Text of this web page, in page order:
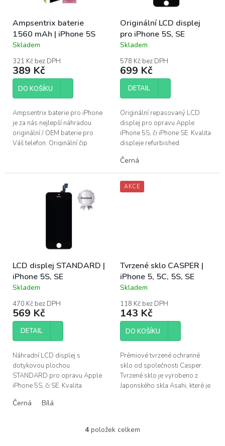
d
u
k
t
ů
Ampsentrix baterie
1560 mAh | iPhone 5S
Průměrné
hodnocení
produktu
je
4,6
hvězdiček.
Skladem
321 Kč bez DPH
389 Kč
DO KOŠÍKU
Ampsentrix baterie pro iPhone
je za nás nejlepší náhradou
originální / OEM baterie pro
Váš telefon. Originální čip
Originální LCD displej
pro iPhone 5S, SE
Průměrné
hodnocení
produktu
je
4,0
hvězdiček.
Skladem
578 Kč bez DPH
699 Kč
DETAIL
Originální repasovaný LCD
displej pro opravu Apple
iPhone 5S, či iPhone SE. Kvalita
displeje refurbished
originální LCD panel s novým
sklem. Nejvyšší...
Černá
LCD displej STANDARD |
iPhone 5S, SE
Průměrné
produktu
je
4,1
hvězdiček.
Skladem
470 Kč bez DPH
569 Kč
DETAIL
Náhradní LCD displej s
dotykovou plochou
STANDARD pro opravu Apple
iPhone 5S, či SE. Kvalita
dostupný a přesto velmi dobrý
Černá Bílá
AKCE
Tvrzené sklo CASPER |
iPhone 5, 5C, 5S, SE
Průměrné
produktu
je
4,3
hvězdiček.
Skladem
118 Kč bez DPH
143 Kč
DO KOŠÍKU
Prémiové tvrzené ochranné
sklo od společnosti Casper.
Tvrzené sklo je vyrobeno z
Japonského skla Asahi, které je
O
4položek celkem